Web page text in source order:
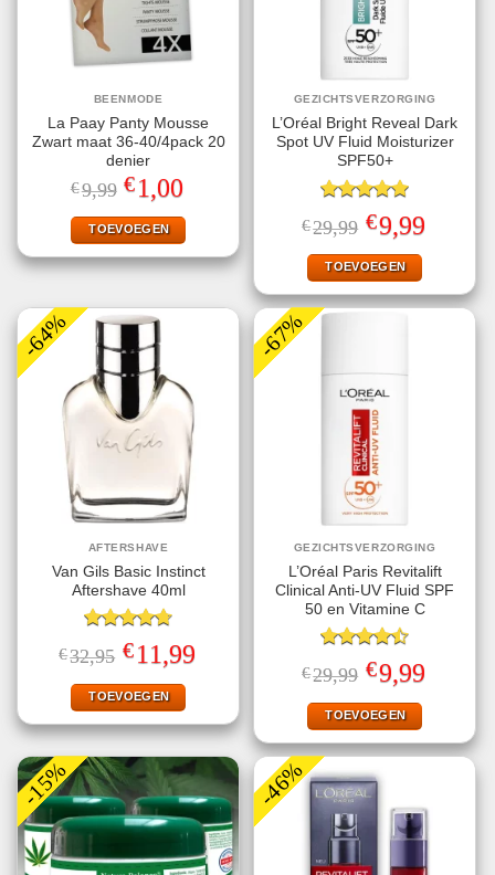
BEENMODE
La Paay Panty Mousse
Zwart maat 36-40/4pack 20
denier
€9,99 Oorspronkelijke
prijs
was:
€9,99.
€1,00
is:
€1,00.
TOEVOEGEN
GEZICHTSVERZORGING
L’Oréal Bright Reveal Dark
Spot UV Fluid Moisturizer
SPF50+
Gewaardeerd
5.00uit 5
€29,99 Oorspronkelijke
prijs
was:
€29,99.
€9,99Huidige
prijs
TOEVOEGEN
-64%
AFTERSHAVE
Van Gils Basic Instinct
Aftershave 40ml
Gewaardeerd
4.71uit 5
€32,95 Oorspronkelijke
prijs
was:
€32,95.
€11,99Huidige
prijs
TOEVOEGEN
-67%
GEZICHTSVERZORGING
L’Oréal Paris Revitalift
Clinical Anti-UV Fluid SPF
50 en Vitamine C
Gewaardeerd
4.50uit 5
€29,99 Oorspronkelijke
prijs
was:
€29,99.
€9,99Huidige
prijs
TOEVOEGEN
-15% -46%